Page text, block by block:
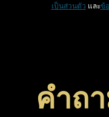
เป็นส่วนตัว และข้
คำถ